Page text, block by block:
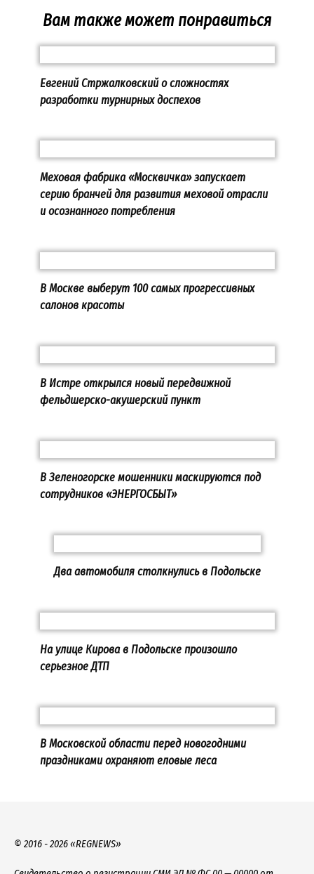
Вам также может понравиться
Евгений Стржалковский о сложностях
разработки турнирных доспехов
Меховая фабрика «Москвичка» запускает
серию бранчей для развития меховой отрасли
и осознанного потребления
В Москве выберут 100 самых прогрессивных
салонов красоты
В Истре открылся новый передвижной
фельдшерско-акушерский пункт
В Зеленогорске мошенники маскируются под
сотрудников «ЭНЕРГОСБЫТ»
Два автомобиля столкнулись в Подольске
На улице Кирова в Подольске произошло
серьезное ДТП
В Московской области перед новогодними
праздниками охраняют еловые леса
© 2016 - 2026 «REGNEWS»